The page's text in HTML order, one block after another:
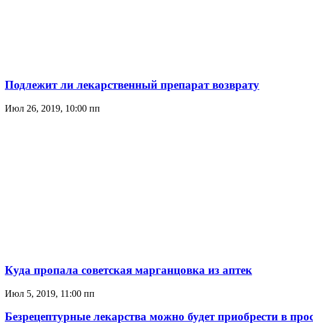
Подлежит ли лекарственный препарат возврату
Июл 26, 2019, 10:00 пп
Куда пропала советская марганцовка из аптек
Июл 5, 2019, 11:00 пп
Безрецептурные лекарства можно будет приобрести в